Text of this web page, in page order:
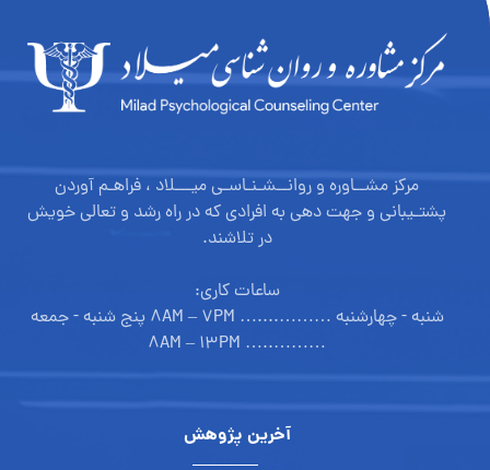
مرکز مشــاوره و روانــشـنـاسـی میـــلاد ، فراهـم آوردن
پشتـیبانی و جهت دهی به افرادی که در راه رشد و تعالی خویش
در تلاشند.
ساعات کاری:
شنبه - چهارشنبه ………....… ۸AM – ۷PM پنج شنبه - جمعه
………..… ۸AM – ۱۳PM
آخرین پژوهش